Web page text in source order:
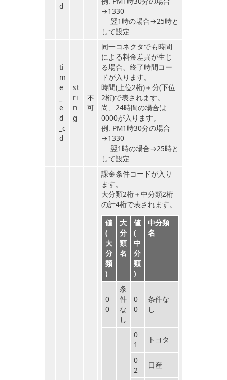
d
→1330
翌1時の場合→25時と
して設定
ti
m
e
e
d
_c
d
st
ri
n
g
不
可
同一コネクタでも時間
による料金差異が生じ
る場合、終了時間コー
ドが入ります。
時間(上位2桁)＋分(下位
2桁)で表されます。
尚、24時間の場合は
0000が入ります。
例. PM1時30分の場合
→1330
翌1時の場合→25時と
して設定
課金条件コードが入り
ます。
大分類2桁＋中分類2桁
の計4桁で表されます。
値
(
大
分
類
)
大
分
類
名
値
(
中
分
類
)
中分類
名
0
0
条
件
な
し
0
0
条件な
し
0
1
トヨタ
0
2
日産